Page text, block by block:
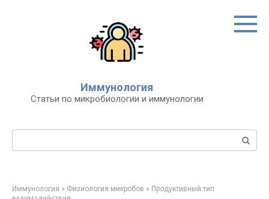
Иммунология
Статьи по микробиологии и иммунологии
Поиск:
Иммунология » Физиология микробов » Продуктивный тип